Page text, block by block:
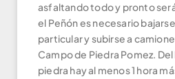
asfaltando todo y pronto
el Peñón es necesario
particular y subirse a
Campo de Piedra Pomez.
piedra hay al menos 1 hora